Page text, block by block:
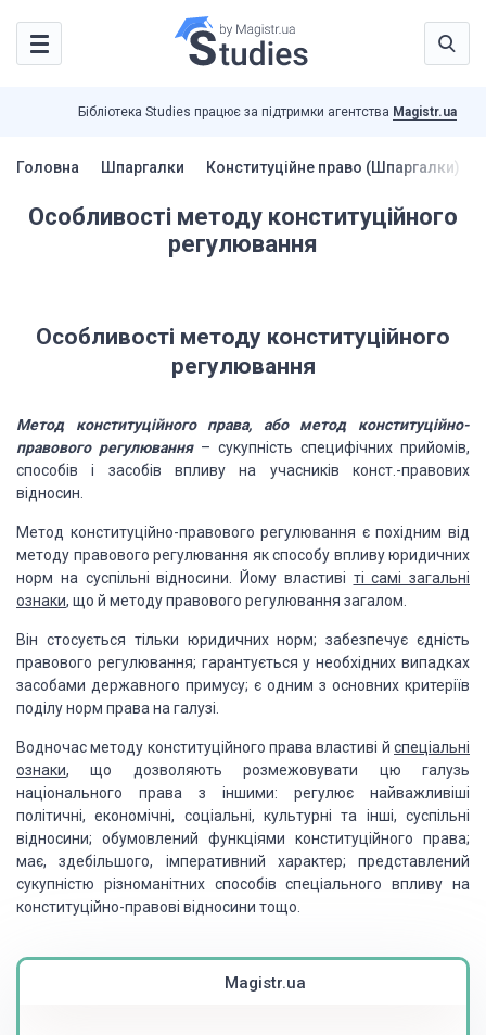
Бібліотека Studies працює за підтримки агентства Magistr.ua
Головна Шпаргалки Конституційне право (Шпаргалки)
Особливості методу конституційного
регулювання
Особливості методу конституційного
регулювання
Метод конституційного права, або метод конституційно-
правового регулювання– сукупність специфічних прийомів,
способів і засобів впливу на учасників конст.-правових
відносин.
Метод конституційно-правового регулювання є похідним від
методу правового регулювання як способу впливу юридичних
норм на суспільні відносини. Йому властиві ті самі загальні
ознаки, що й методу правового регулювання загалом.
Він стосується тільки юридичних норм; забезпечує єдність
правового регулювання; гарантується у необхідних випадках
засобами державного примусу; є одним з основних критеріїв
поділу норм права на галузі.
Водночас методу конституційного права властиві й спеціальні
ознаки, що дозволяють розмежовувати цю галузь
національного права з іншими: регулює найважливіші
політичні, економічні, соціальні, культурні та інші, суспільні
відносини; обумовлений функціями конституційного права;
має, здебільшого, імперативний характер; представлений
сукупністю різноманітних способів спеціального впливу на
конституційно-правові відносини тощо.
Magistr.ua